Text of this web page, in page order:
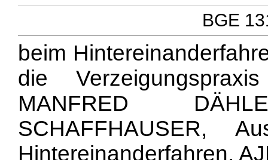
BGE
beim
die
MANFRED
SCHAFFHAUSER,
Hintereinanderfahren,